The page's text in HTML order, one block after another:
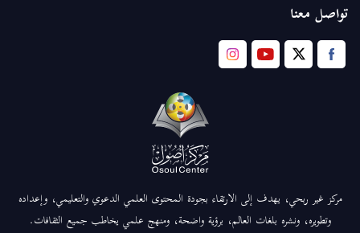
تواصل معنا
مركز غير ربحي، يهدف إلى الارتقاء بجودة المحتوى العلمي الدعوي والتعليمي، وإعداده
وتطويره، ونشره بلغات العالم، برؤية واضحة، ومنهج علمي يخاطب جميع الثقافات.